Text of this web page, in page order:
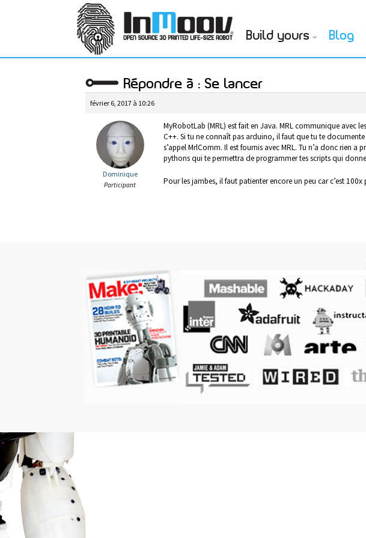
Build yours Blog
Répondre à : Se lancer
février 6, 2017 à 10:26
Dominique
Participant
MyRobotLab (MRL) est fait en Java. MRL communique avec
C++. Si tu ne connaît pas arduino, il faut que tu te
s’appel MrlComm. Il est fournis avec MRL. Tu n’a donc rien
pythons qui te permettra de programmer tes scripts qui
Pour les jambes, il faut patienter encore un peu car c’est